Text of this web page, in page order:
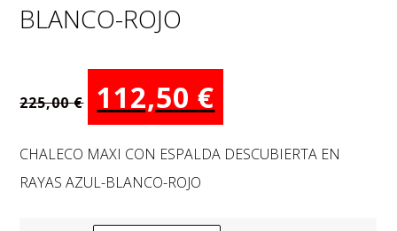
BLANCO-ROJO
225,00€
precio
112,50€
CHALECO MAXI CON ESPALDA DESCUBIERTA EN
RAYAS AZUL-BLANCO-ROJO